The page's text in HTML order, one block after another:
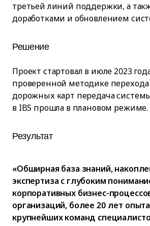
третьей линий поддержки, а
доработками и обновлением
Решение
Проект стартовал в июле 2023
проверенной методике
дорожных карт передача
в IBS прошла в плановом режиме.
Результат
«Обширная база знаний,
экспертиза с глубоким
корпоративных бизнес-
организаций, более 20 лет
крупнейших команд